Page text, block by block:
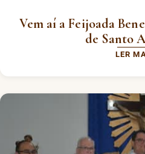
Vem aí a Feijoada
de Santo
LER